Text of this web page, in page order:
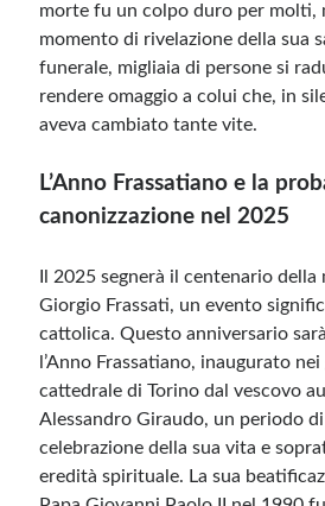
morte fu un colpo duro per molti,
momento di rivelazione della sua
funerale, migliaia di persone si
rendere omaggio a colui che, in
aveva cambiato tante vite.
L’Anno Frassatiano e la
canonizzazione nel 2025
Il 2025 segnerà il centenario
Giorgio Frassati, un evento
cattolica. Questo anniversario
l’Anno Frassatiano, inaugurato
cattedrale di Torino dal vescovo
Alessandro Giraudo, un periodo
celebrazione della sua vita e
eredità spirituale. La sua